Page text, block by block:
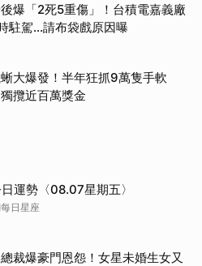
爆「2死5重傷」！台積電嘉義廠
駐駕...請布袋戲原因曝
大爆發！半年狂抓9萬隻手軟
攬近百萬獎金
運勢〈08.07星期五〉
日星座
裁爆豪門恩怨！女星未婚生女又